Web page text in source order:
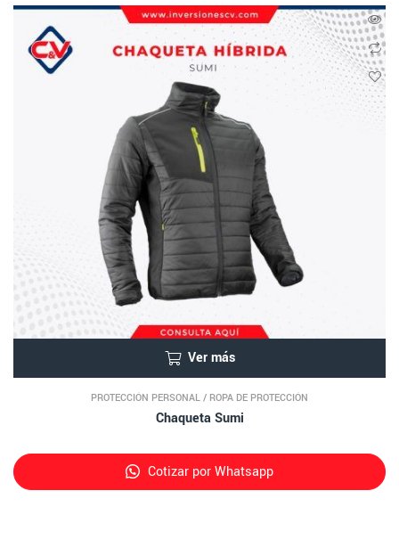
Ver más
PROTECCIÓN PERSONAL / ROPA DE PROTECCIÓN
Chaqueta Sumi
Cotizar por Whatsapp